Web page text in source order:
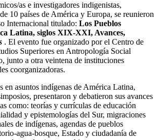
as e investigadores indigenistas,
10 países de América y Europa, se reunieron
Internacional titulado: Los Pueblos
Latina, siglos XIX-XXI, Avances,
. El evento fue organizado por el Centro de
Superiores en Antropología Social
junto a otra veintena de instituciones
coorganizadoras.
en asuntos indígenas de América Latina,
presentaron y debatieron sus avances
como: teorías y currículas de educación
y epistemologías del Sur, migraciones
de indígenas, agendas de pueblos
agua-bosque, Estado y ciudadanía de